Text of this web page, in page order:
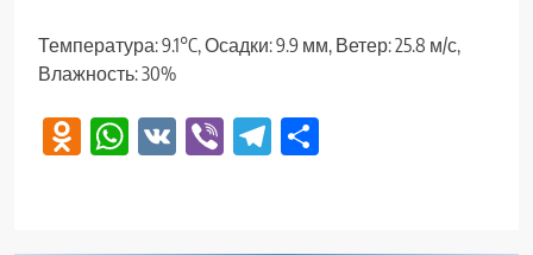
Температура: 9.1°C, Осадки: 9.9 мм, Ветер: 25.8 м/с,
Влажность: 30%
Odnoklassniki
WhatsApp
VK ViberTelegram